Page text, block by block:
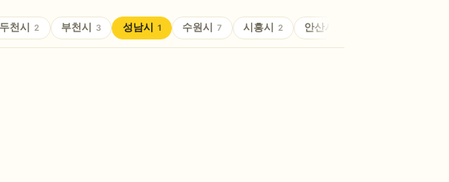
천시 2 부천시 3 성남시 1 수원시 7 시흥시 2 안산시